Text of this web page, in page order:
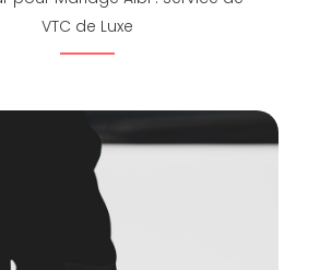
VTC de Luxe